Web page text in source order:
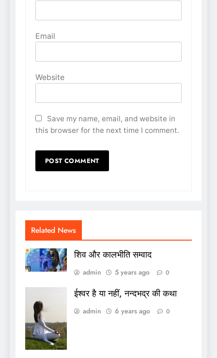
Email
Website
Save my name, email, and website in
this browser for the next time I comment.
Related News
शिव और कालभीति सम्वाद
admin 5 years ago 0
ईश्वर है या नहीं, नन्दभद्र की कथा
admin 6 years ago 0